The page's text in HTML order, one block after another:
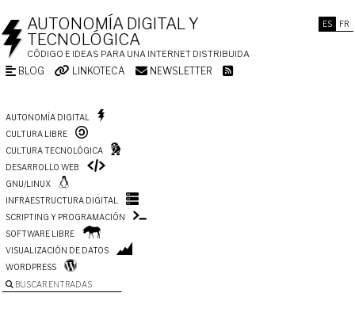
ES FR
AUTONOMÍA DIGITAL Y
TECNOLÓGICA
CÓDIGO E IDEAS PARA UNA INTERNET DISTRIBUIDA
BLOG LINKOTECA NEWSLETTER
AUTONOMÍA DIGITAL
CULTURA LIBRE
CULTURA TECNOLÓGICA
DESARROLLO WEB
GNU/LINUX
INFRAESTRUCTURA DIGITAL
SCRIPTING Y PROGRAMACIÓN
SOFTWARE LIBRE
VISUALIZACIÓN DE DATOS
WORDPRESS
BUSCAR ENTRADAS